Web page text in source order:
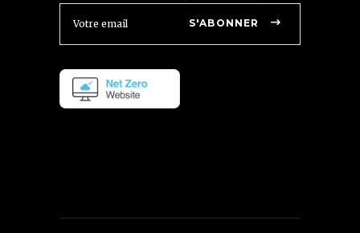
S'ABONNER